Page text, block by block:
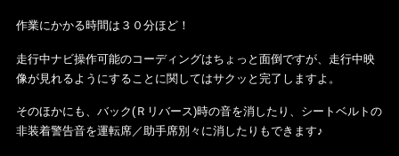
作業にかかる時間は３０分ほど！
走行中ナビ操作可能のコーディングはちょっと面倒ですが、走行中映
像が見れるようにすることに関してはサクッと完了しますよ。
そのほかにも、バック(Ｒリバース)時の音を消したり、シートベルトの
非装着警告音を運転席／助手席別々に消したりもできます♪